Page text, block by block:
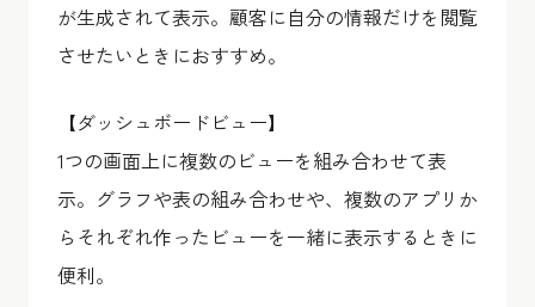
が生成されて表示。顧客に自分の情報だけを閲覧
させたいときにおすすめ。
【ダッシュボードビュー】
1つの画面上に複数のビューを組み合わせて表
示。グラフや表の組み合わせや、複数のアプリか
らそれぞれ作ったビューを一緒に表示するときに
便利。